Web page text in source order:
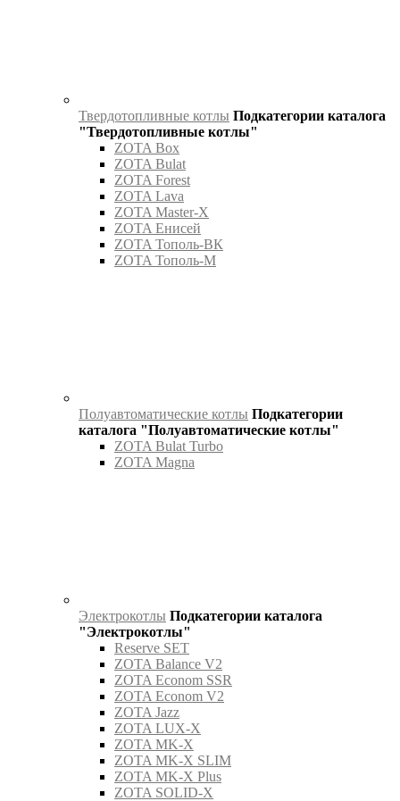
Твердотопливные котлы Подкатегории каталога
"Твердотопливные котлы"
ZOTA Box
ZOTA Bulat
ZOTA Forest
ZOTA Lava
ZOTA Master-X
ZOTA Енисей
ZOTA Тополь-ВК
ZOTA Тополь-М
Полуавтоматические котлы Подкатегории
каталога "Полуавтоматические котлы"
ZOTA Bulat Turbo
ZOTA Magna
Электрокотлы Подкатегории каталога
"Электрокотлы"
Reserve SET
ZOTA Balance V2
ZOTA Econom SSR
ZOTA Econom V2
ZOTA Jazz
ZOTA LUX-X
ZOTA MK-X
ZOTA MK-X SLIM
ZOTA MK-Х Plus
ZOTA SOLID-X